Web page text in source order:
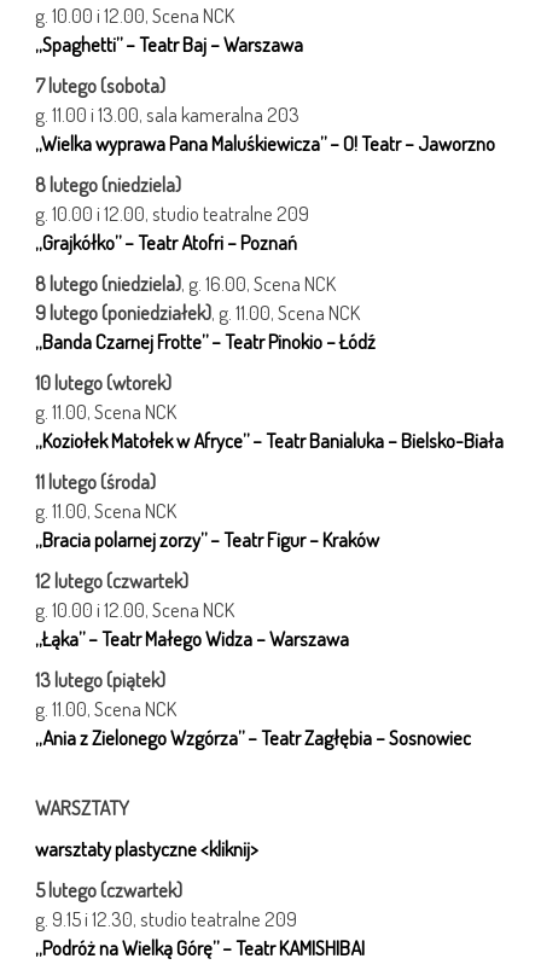
g. 10.00 i 12.00, Scena NCK
„Spaghetti” – Teatr Baj – Warszawa
7 lutego (sobota)
g. 11.00 i 13.00, sala kameralna 203
„Wielka wyprawa Pana Maluśkiewicza” – O! Teatr – Jaworzno
8 lutego (niedziela)
g. 10.00 i 12.00, studio teatralne 209
„Grajkółko” – Teatr Atofri – Poznań
8 lutego (niedziela), g. 16.00, Scena NCK
9 lutego (poniedziałek), g. 11.00, Scena NCK
„Banda Czarnej Frotte” – Teatr Pinokio – Łódź
10 lutego (wtorek)
g. 11.00, Scena NCK
„Koziołek Matołek w Afryce” – Teatr Banialuka – Bielsko-Biała
11 lutego (środa)
g. 11.00, Scena NCK
„Bracia polarnej zorzy” – Teatr Figur – Kraków
12 lutego (czwartek)
g. 10.00 i 12.00, Scena NCK
„Łąka” – Teatr Małego Widza – Warszawa
13 lutego (piątek)
g. 11.00, Scena NCK
„Ania z Zielonego Wzgórza” – Teatr Zagłębia – Sosnowiec
WARSZTATY
warsztaty plastyczne <kliknij>
5 lutego (czwartek)
g. 9.15 i 12.30, studio teatralne 209
„Podróż na Wielką Górę” – Teatr KAMISHIBAI